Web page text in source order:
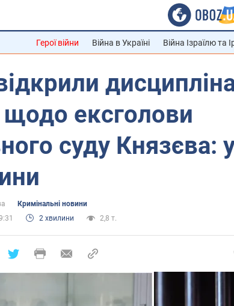
Герої війни Війна в Україні Війна Ізраїлю та
щодо ексголови
суду Князєва:
Кримінальні новини
2 хвилини 2,8 т.